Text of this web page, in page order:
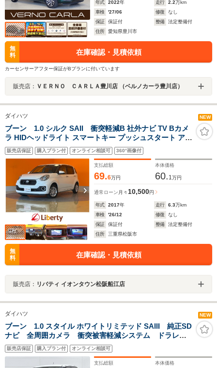
年式 2022年 走行 2.2万km
車検
'27/06 修復
なし
保証
保証付 整備
法定整備付
住所
愛知県豊川市
無
料
在庫確認・見積依頼
カーセンサーアフター保証がBプランに付いています
販売店： ＶＥＲＮＯ ＣＡＲＬＡ豊川店 （ベルノカーラ豊川店）
ダイハツ NEW
ブーン 1.0 シルク SAII 衝突軽減B 社外ナビ TV Bカメ
ラ HIDヘッドライト スマートキー プッシュスタート アイ
ドリングストップ 電動格納ミラー オートエアコン
販売店保証 購入プラン付 オンライン相談可 360°画像付
支払総額
69.6万円
本体価格
60. 1万円
通常ローン 月々10,500円
年式 2017年 走行 6.3万km
車検
'26/12 修復
なし
保証
保証付 整備
法定整備付
住所
三重県松阪市
無
料
在庫確認・見積依頼
販売店： リバティ イオンタウン松阪船江店
ダイハツ NEW
ブーン 1.0 スタイル ホワイトリミテッド SAIII 純正SD
ナビ 全周囲カメラ 衝突被害軽減システム ドラレ
コ コーナーセンサー スマートキー LEDヘッド
ETC 純正14インチアルミ オートハイビーム オート
ライト オートエアコン
販売店保証 購入プラン付 オンライン相談可
支払総額 本体価格